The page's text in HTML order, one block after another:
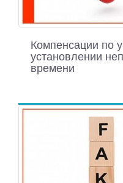
Компенсации по
установлении
времени